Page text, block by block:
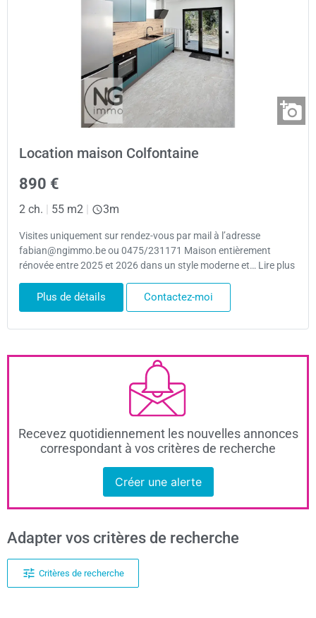
Location maison Colfontaine
890 €
2 ch. 55 m2 3m
Visites uniquement sur rendez-vous par mail à l’adresse
fabian@ngimmo.be ou 0475/231171 Maison entièrement
rénovée entre 2025 et 2026 dans un style moderne et… Lire plus
Plus de détails Contactez-moi
Recevez quotidiennement les nouvelles annonces
correspondant à vos critères de recherche
Créer une alerte
Adapter vos critères de recherche
Critères de recherche